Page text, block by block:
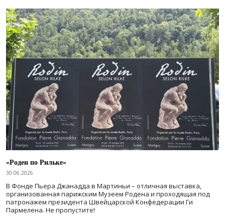
«Роден по Рильке»
30.06.2026
В Фонде Пьера Джанадда в Мартиньи – отличная выставка,
организованная парижским Музеем Родена и проходящая под
патронажем президента Швейцарской Конфедерации Ги
Пармелена. Не пропустите!